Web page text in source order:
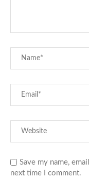
Save my name,
next time I comment.